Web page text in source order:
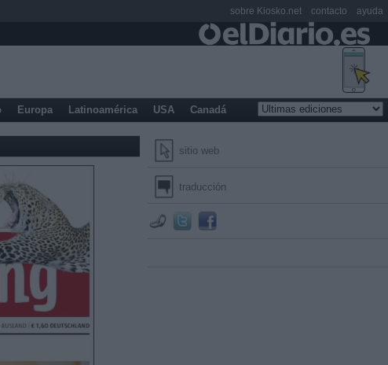
Europa Latinoamérica USA Canadá
sitio web
traducción
sobre Kiosko.net contacto ayuda